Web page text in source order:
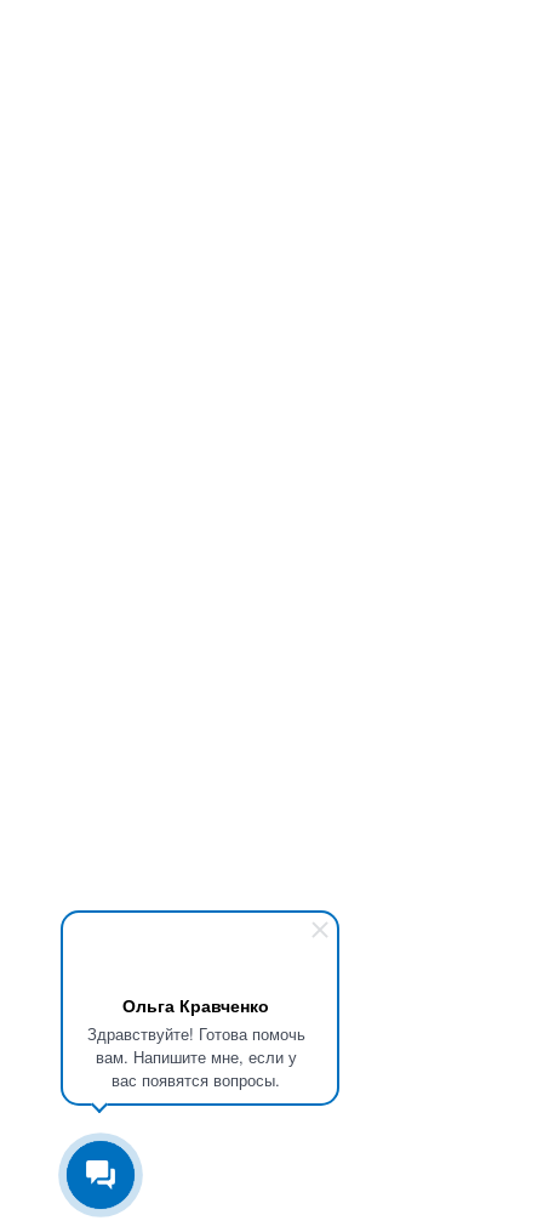
Ольга Кравченко
Здравствуйте! Готова помочь
вам. Напишите мне, если у
вас появятся вопросы.